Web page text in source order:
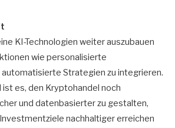
KI-Technologien weiter auszubauen
wie personalisierte
automatisierte Strategien zu integrieren.
ist es, den Kryptohandel noch
und datenbasierter zu gestalten,
nachhaltiger erreichen